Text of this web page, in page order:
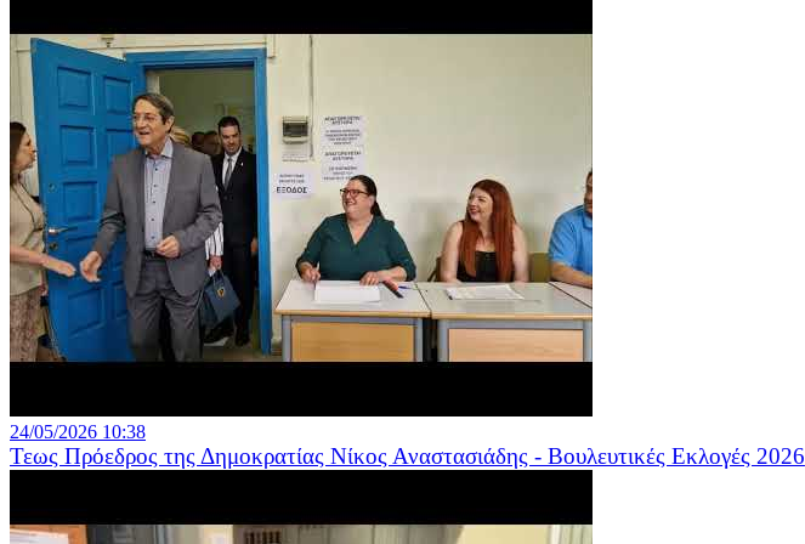
24/05/2026 10:38
Τεως Πρόεδρος της Δημοκρατίας Νίκος Αναστασιάδης - Βουλευτικές Εκλογές 2026